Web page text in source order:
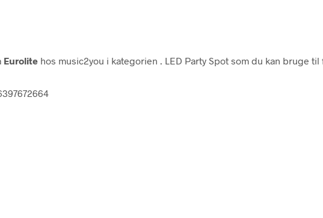
Eurolite hos music2you i kategorien
. LED Party Spot som du kan bruge